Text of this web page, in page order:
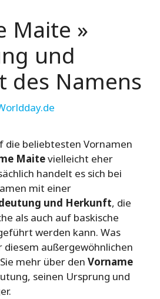
Maite »
und
des Namens
die beliebtesten Vornamen
Maitevielleicht eher
handelt es sich bei
mit einer
und Herkunft, die
als auch auf baskische
werden kann. Was
außergewöhnlichen
mehr über den Vorname
seinen Ursprung und